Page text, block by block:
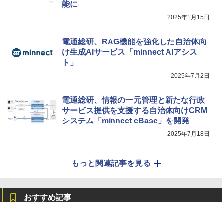
能に
2025年1月15日
電通総研、RAG機能を強化した自治体向
け生成AIサービス「minnect AIアシス
ト」
2025年7月2日
電通総研、情報の一元管理と新たな行政
サービス提供を支援する自治体向けCRM
システム「minnect cBase」を開発
2025年7月18日
もっと関連記事を見る
おすすめ記事